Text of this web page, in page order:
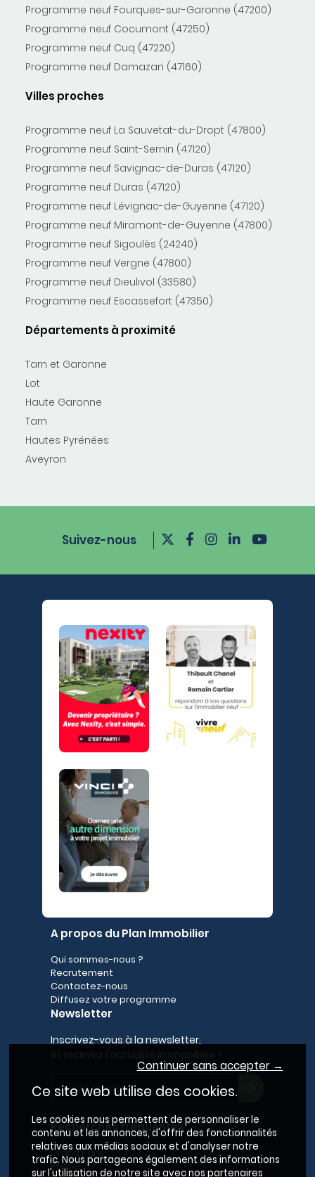
Programme neuf Fourques-sur-Garonne (47200)
Programme neuf Cocumont (47250)
Programme neuf Cuq (47220)
Programme neuf Damazan (47160)
Villes proches
Programme neuf La Sauvetat-du-Dropt (47800)
Programme neuf Saint-Sernin (47120)
Programme neuf Savignac-de-Duras (47120)
Programme neuf Duras (47120)
Programme neuf Lévignac-de-Guyenne (47120)
Programme neuf Miramont-de-Guyenne (47800)
Programme neuf Sigoulès (24240)
Programme neuf Vergne (47800)
Programme neuf Dieulivol (33580)
Programme neuf Escassefort (47350)
Départements à proximité
Tarn et Garonne
Lot
Haute Garonne
Tarn
Hautes Pyrénées
Aveyron
Suivez-nous
A propos du Plan Immobilier
Qui sommes-nous ?
Recrutement
Contactez-nous
Diffusez votre programme
Newsletter
Inscrivez-vous à la newsletter,
Recherches fréquentes
Grand Paris
Rhône
Continuer sans accepter →
Ce site web utilise des cookies.
Les cookies nous permettent de personnaliser le
contenu et les annonces, d'offrir des fonctionnalités
relatives aux médias sociaux et d'analyser notre
trafic. Nous partageons également des informations
sur l'utilisation de notre site avec nos partenaires